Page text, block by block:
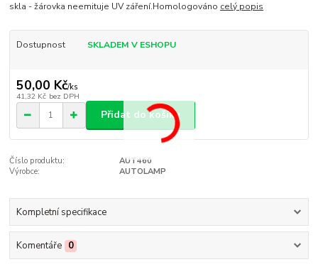
skla - žárovka neemituje UV záření.Homologováno celý popis
Dostupnost SKLADEM V ESHOPU
50,00 Kč/ks
41,32 Kč bez DPH
Přidat do košíku
Číslo produktu:
AUT460
Výrobce:
AUTOLAMP
Kompletní specifikace
Komentáře 0